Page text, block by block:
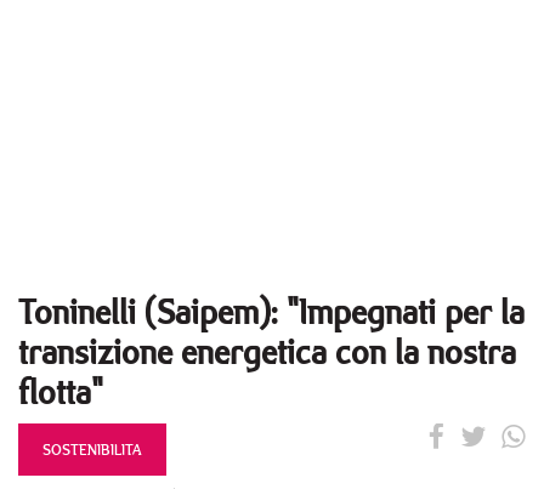
Toninelli (Saipem): "Impegnati per la
transizione energetica con la nostra
flotta"
SOSTENIBILITA